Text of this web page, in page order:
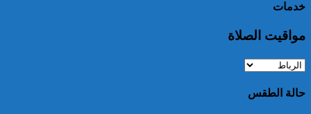
من 19 ألف قرص طبي مخدر
خدمات
مواقيت الصلاة
حالة الطقس